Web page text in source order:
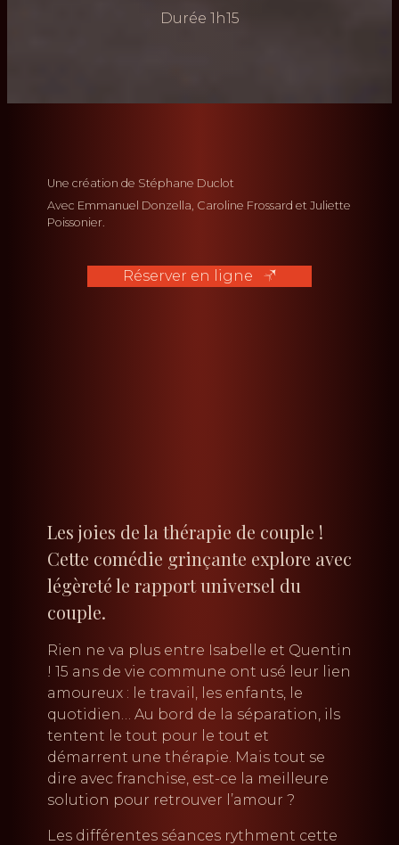
Durée 1h15
Une création de Stéphane Duclot
Avec Emmanuel Donzella, Caroline Frossard et Juliette
Poissonier.
Réserver en ligne
Les joies de la thérapie de couple !
Cette comédie grinçante explore avec
légèreté le rapport universel du
couple.
Rien ne va plus entre Isabelle et Quentin
! 15 ans de vie commune ont usé leur lien
amoureux : le travail, les enfants, le
quotidien… Au bord de la séparation, ils
tentent le tout pour le tout et
démarrent une thérapie. Mais tout se
dire avec franchise, est-ce la meilleure
solution pour retrouver l’amour ?
Les différentes séances rythment cette